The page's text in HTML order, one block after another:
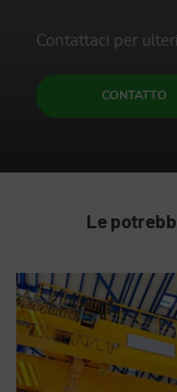
Contattaci per
CONTATTO
Le